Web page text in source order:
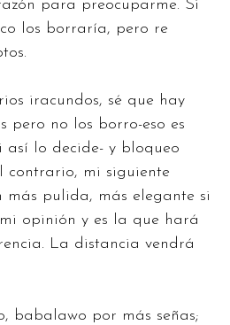
para preocuparme. Si
los borraría, pero re
iracundos, sé que hay
pero no los borro-eso es
así lo decide- y bloqueo
contrario, mi siguiente
más pulida, más elegante si
opinión y es la que hará
La distancia vendrá
babalawo por más señas;